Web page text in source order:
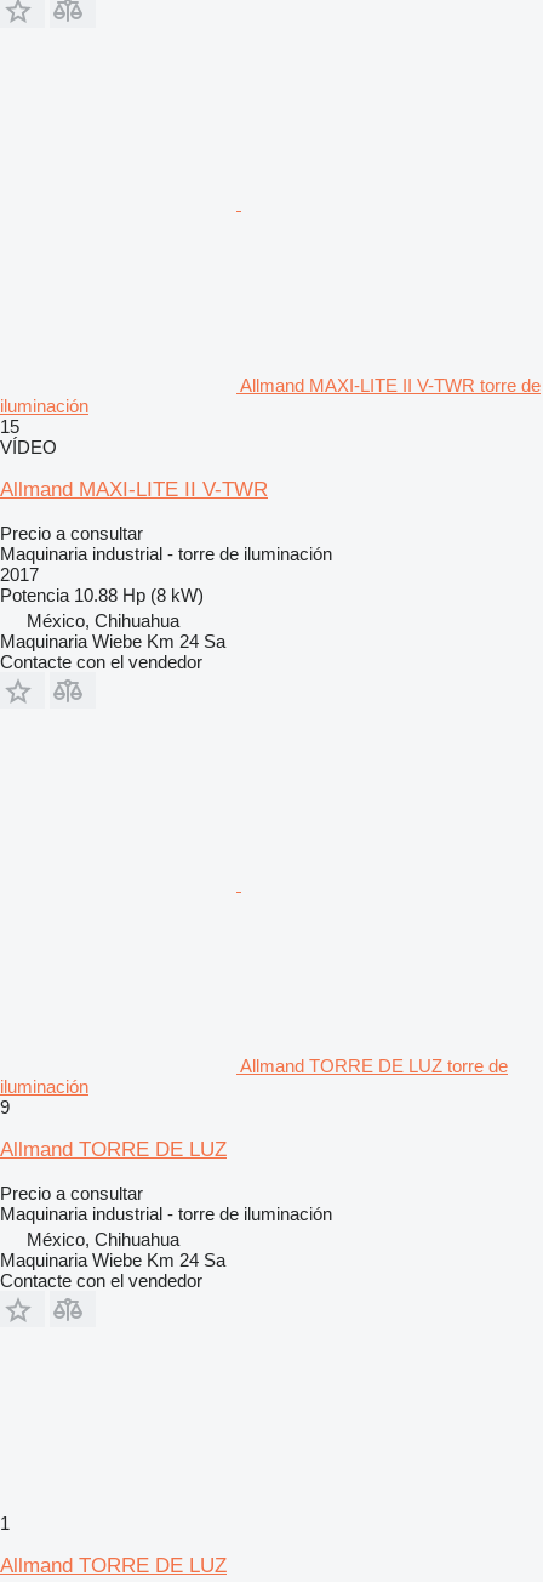
Allmand MAXI-LITE II V-TWR torre de
iluminación
15
VÍDEO
Allmand MAXI-LITE II V-TWR
Precio a consultar
Maquinaria industrial - torre de iluminación
2017
Potencia 10.88 Hp (8 kW)
México, Chihuahua
Maquinaria Wiebe Km 24 Sa
Contacte con el vendedor
Allmand TORRE DE LUZ torre de
iluminación
9
Allmand TORRE DE LUZ
Precio a consultar
Maquinaria industrial - torre de iluminación
México, Chihuahua
Maquinaria Wiebe Km 24 Sa
Contacte con el vendedor
1
Allmand TORRE DE LUZ